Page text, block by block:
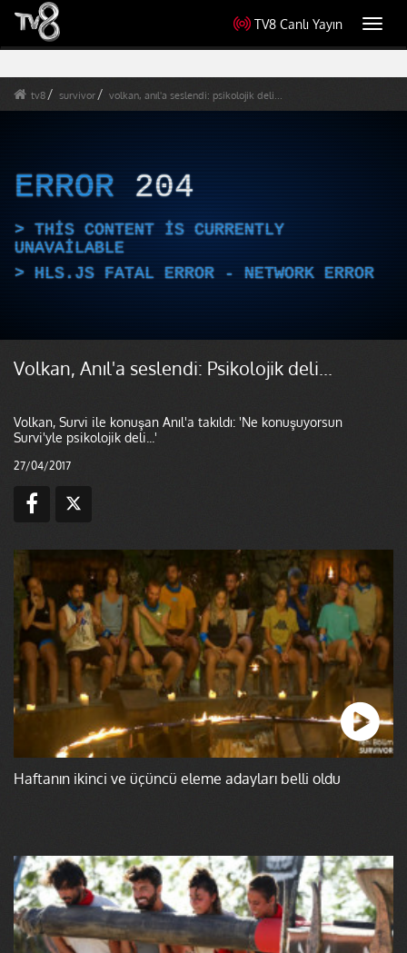
TV8 Canlı Yayın
tv8 survivor volkan, anıl'a seslendi: psikolojik deli...
ERROR 204
THIS CONTENT IS CURRENTLY
UNAVAILABLE
HLS.JS FATAL ERROR - NETWORK ERROR
Volkan, Anıl'a seslendi: Psikolojik deli...
Volkan, Survi ile konuşan Anıl'a takıldı: 'Ne konuşuyorsun
Survi'yle psikolojik deli...'
27/04/2017
Haftanın ikinci ve üçüncü eleme adayları belli oldu